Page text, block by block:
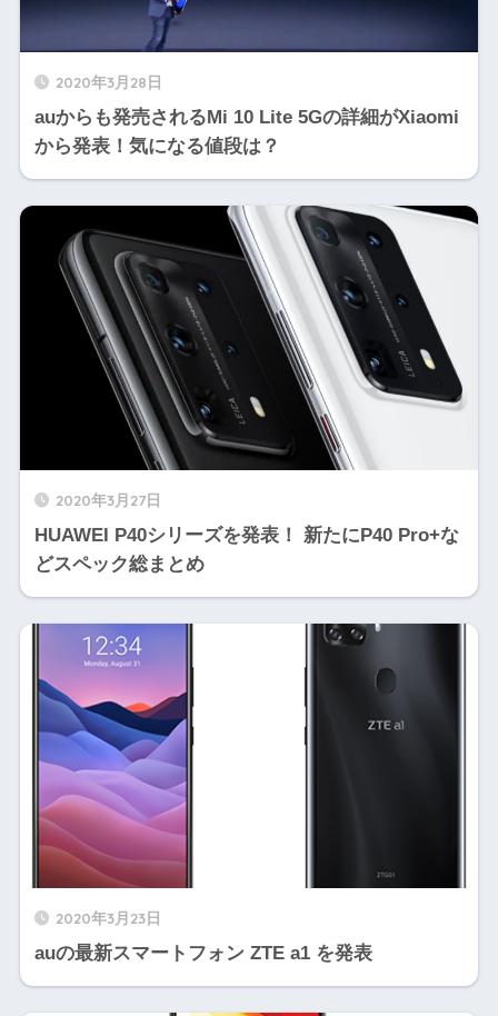
2020年3月28日
auからも発売されるMi 10 Lite 5Gの詳細がXiaomi
から発表！気になる値段は？
2020年3月27日
HUAWEI P40シリーズを発表！ 新たにP40 Pro+な
どスペック総まとめ
2020年3月23日
auの最新スマートフォン ZTE a1 を発表